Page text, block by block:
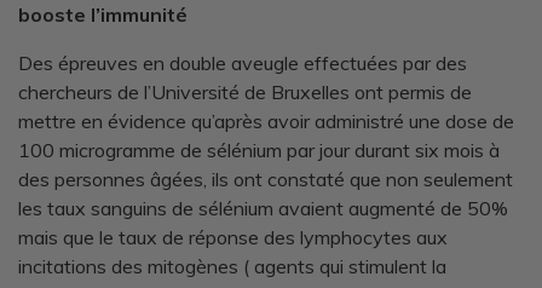
booste l’immunité
Des épreuves en double aveugle effectuées par des
chercheurs de l’Université de Bruxelles ont permis de
mettre en évidence qu’après avoir administré une dose de
100 microgramme de sélénium par jour durant six mois à
des personnes âgées, ils ont constaté que non seulement
les taux sanguins de sélénium avaient augmenté de 50%
mais que le taux de réponse des lymphocytes aux
incitations des mitogènes ( agents qui stimulent la